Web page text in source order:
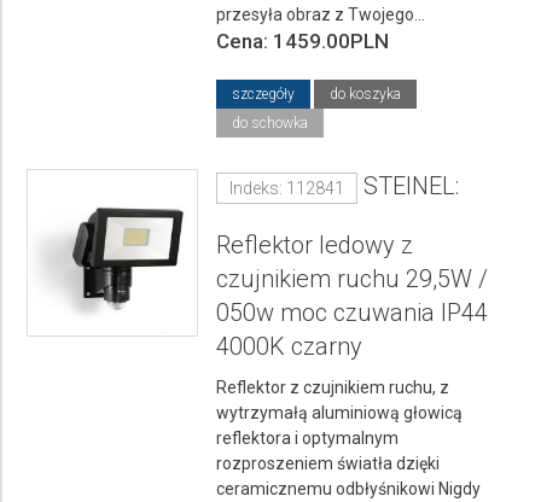
przesyła obraz z Twojego...
Cena: 1459.00PLN
szczegóły
do koszyka
do schowka
Indeks: 112841 STEINEL:
Reflektor ledowy z
czujnikiem ruchu 29,5W /
050w moc czuwania IP44
4000K czarny
Reflektor z czujnikiem ruchu, z
wytrzymałą aluminiową głowicą
reflektora i optymalnym
rozproszeniem światła dzięki
ceramicznemu odbłyśnikowi Nigdy